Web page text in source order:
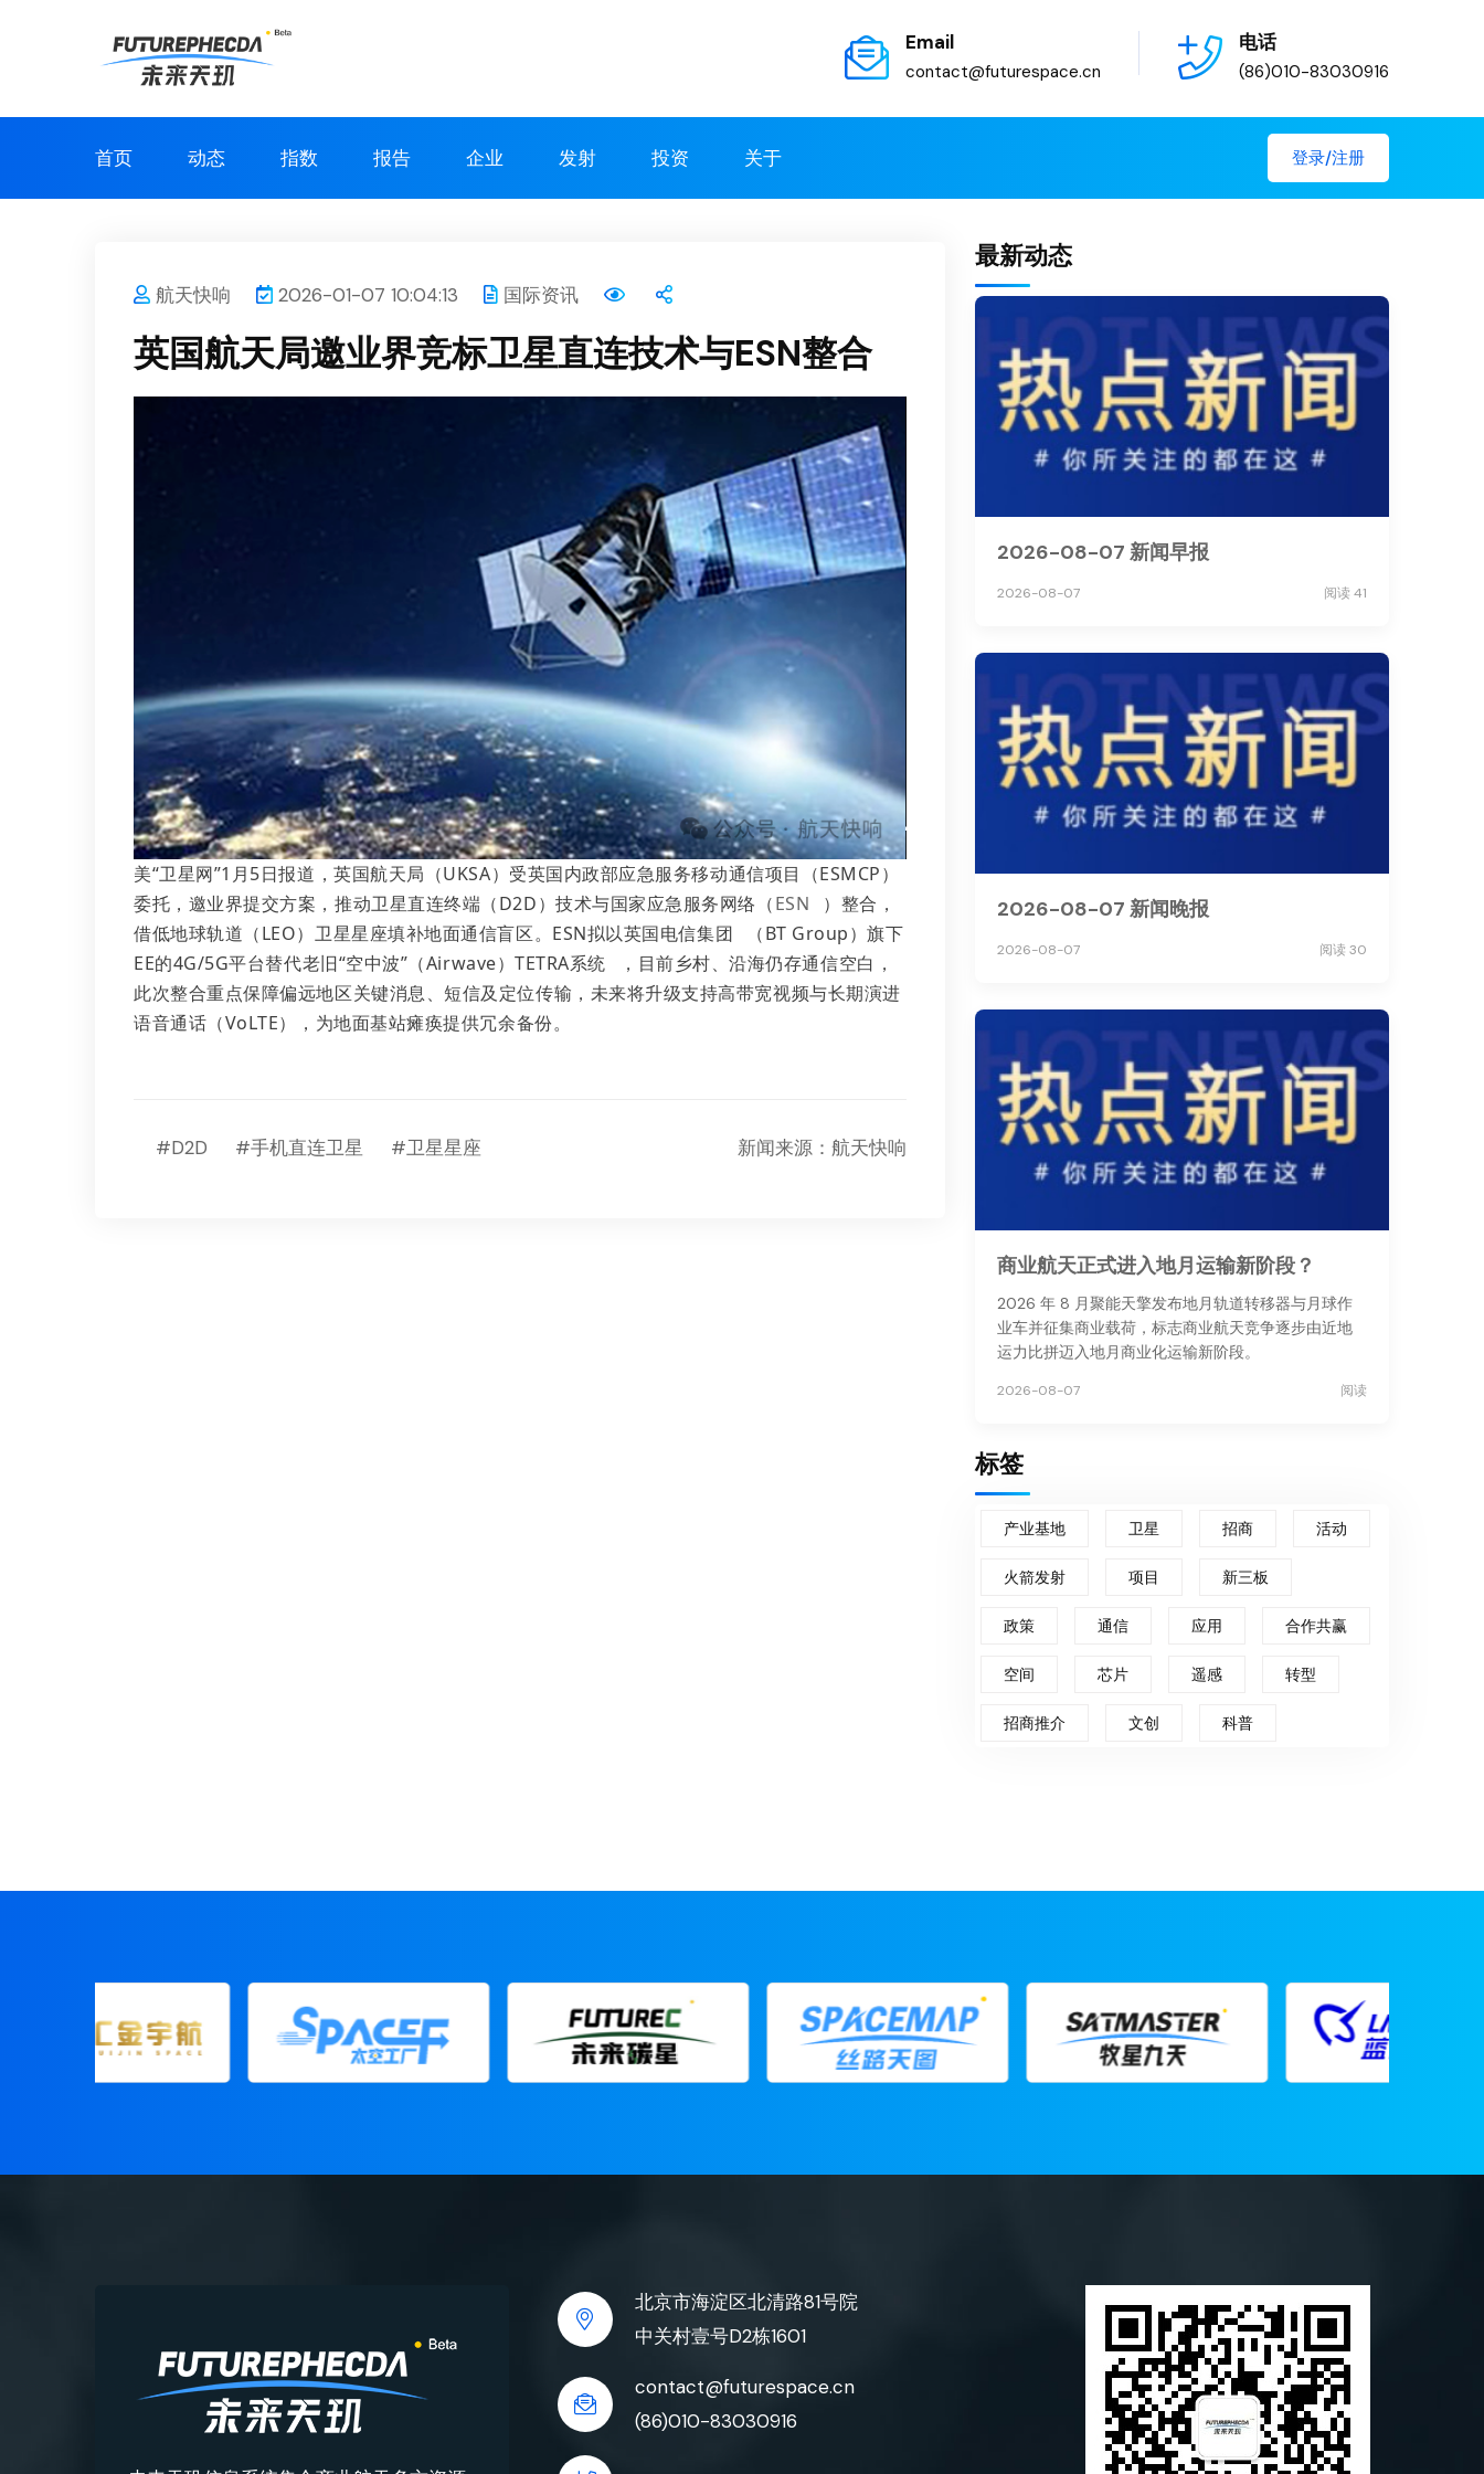
Email
contact@futurespace.cn
电话
(86)010-83030916
首页 动态 指数 报告 企业 发射 投资 关于 登录/注册
航天快响 2026-01-07 10:04:13 国际资讯
英国航天局邀业界竞标卫星直连技术与ESN整合
美“卫星网”1月5日报道，英国航天局（UKSA）受英国内政部应急服务移动通信项目（ESMCP）
委托，邀业界提交方案，推动卫星直连终端（D2D）技术与国家应急服务网络（ESN
）整合，
借低地球轨道（LEO）卫星星座填补地面通信盲区。ESN拟以英国电信集团
（BT Group）旗下
EE的4G/5G平台替代老旧“空中波”（Airwave）TETRA系统
，目前乡村、沿海仍存通信空白，
此次整合重点保障偏远地区关键消息、短信及定位传输，未来将升级支持高带宽视频与长期演进
语音通话（VoLTE），为地面基站瘫痪提供冗余备份。
#D2D #手机直连卫星 #卫星星座 新闻来源：航天快响
最新动态
2026-08-07 新闻早报
2026-08-07 阅读 41
2026-08-07 新闻晚报
2026-08-07 阅读 30
商业航天正式进入地月运输新阶段？
2026 年 8 月聚能天擎发布地月轨道转移器与月球作
业车并征集商业载荷，标志商业航天竞争逐步由近地
运力比拼迈入地月商业化运输新阶段。
2026-08-07 阅读
标签
产业基地 卫星 招商 活动
火箭发射 项目 新三板
政策 通信 应用 合作共赢
空间 芯片 遥感 转型
招商推介 文创 科普
北京市海淀区北清路81号院
中关村壹号D2栋1601
contact@futurespace.cn
(86)010-83030916